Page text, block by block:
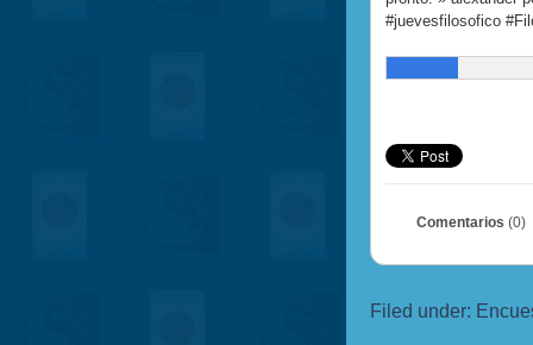
#juevesfilosofico
Comentarios (0)
Filed under: